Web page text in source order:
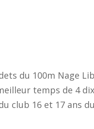
du 100m Nage
temps de 4
club 16 et 17 ans